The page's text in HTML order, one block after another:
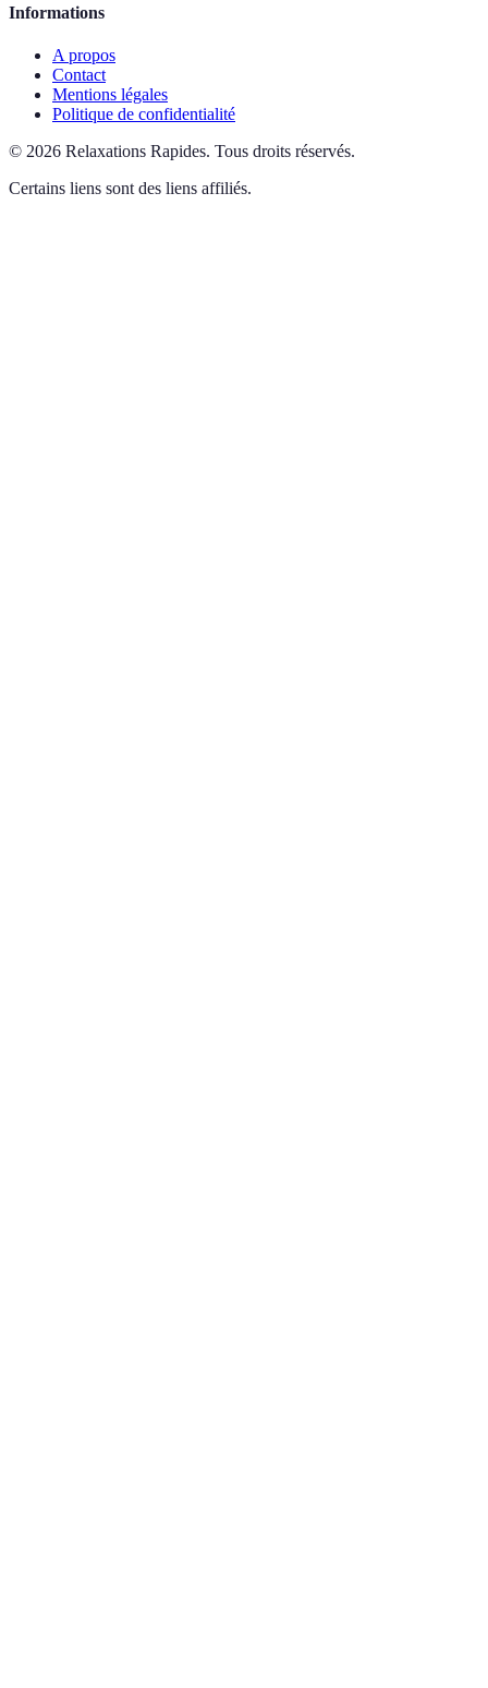
Informations
A propos
Contact
Mentions légales
Politique de confidentialité
© 2026 Relaxations Rapides. Tous droits réservés.
Certains liens sont des liens affiliés.